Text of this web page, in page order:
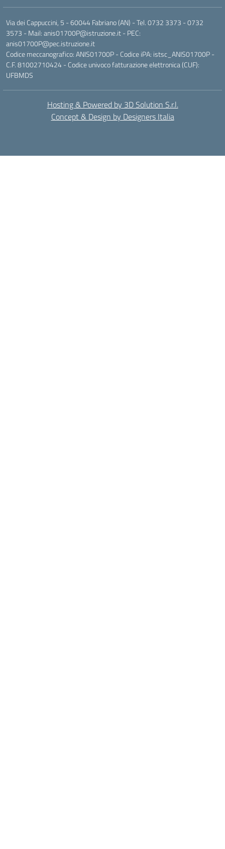
Via dei Cappuccini, 5 - 60044 Fabriano (AN) - Tel. 0732 3373 - 0732
3573 - Mail: anis01700P@istruzione.it - PEC:
anis01700P@pec.istruzione.it
Codice meccanografico: ANIS01700P - Codice iPA: istsc_ANIS01700P -
C.F. 81002710424 - Codice univoco fatturazione elettronica (CUF):
UFBMDS
Hosting & Powered by 3D Solution S.r.l.
Concept & Design by Designers Italia